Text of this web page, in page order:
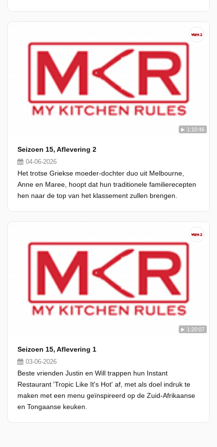
1:10:46
Seizoen 15, Aflevering 2
04-06-2026
Het trotse Griekse moeder-dochter duo uit Melbourne,
Anne en Maree, hoopt dat hun traditionele familierecepten
hen naar de top van het klassement zullen brengen.
1:20:07
Seizoen 15, Aflevering 1
03-06-2026
Beste vrienden Justin en Will trappen hun Instant
Restaurant 'Tropic Like It's Hot' af, met als doel indruk te
maken met een menu geïnspireerd op de Zuid-Afrikaanse
en Tongaanse keuken.